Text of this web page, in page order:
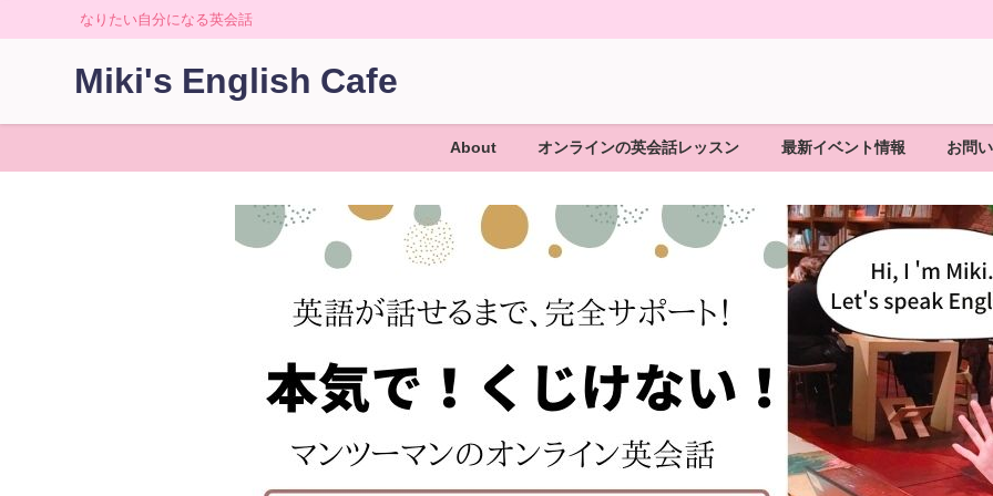
なりたい自分になる英会話
Miki's English Cafe
About オンラインの英会話レッスン 最新イベント情報 お問